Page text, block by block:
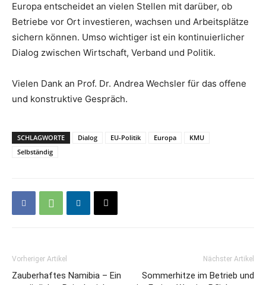
Europa entscheidet an vielen Stellen mit darüber, ob
Betriebe vor Ort investieren, wachsen und Arbeitsplätze
sichern können. Umso wichtiger ist ein kontinuierlicher
Dialog zwischen Wirtschaft, Verband und Politik.
Vielen Dank an Prof. Dr. Andrea Wechsler für das offene
und konstruktive Gespräch.
SCHLAGWORTE Dialog EU-Politik Europa
KMU
Selbständig
Vorheriger Artikel
Zauberhaftes Namibia – Ein
Nächster Artikel
Sommerhitze im Betrieb und